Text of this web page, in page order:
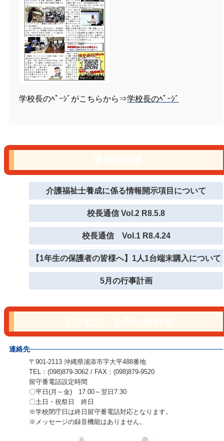
学校長のﾍﾟｰｼﾞがこちらから⇒学校長のﾍﾟｰｼﾞ
介護福祉士養成に係る情報開示項目について
校長通信 Vol.2 R8.5.8
校長通信 Vol.1 R8.4.24
【1年生の保護者の皆様へ】1人1台端末購入について
5月の行事計画
連絡先
〒901-2113 沖縄県浦添市字大平488番地
TEL：(098)879-3062 / FAX：(098)879-9520
留守番電話設定時間
〇平日(月～金) 17:00～翌日7:30
〇土日・祝祭日 終日
※学校閉庁日は終日留守番電話対応となります。
※メッセージの録音機能はありません。